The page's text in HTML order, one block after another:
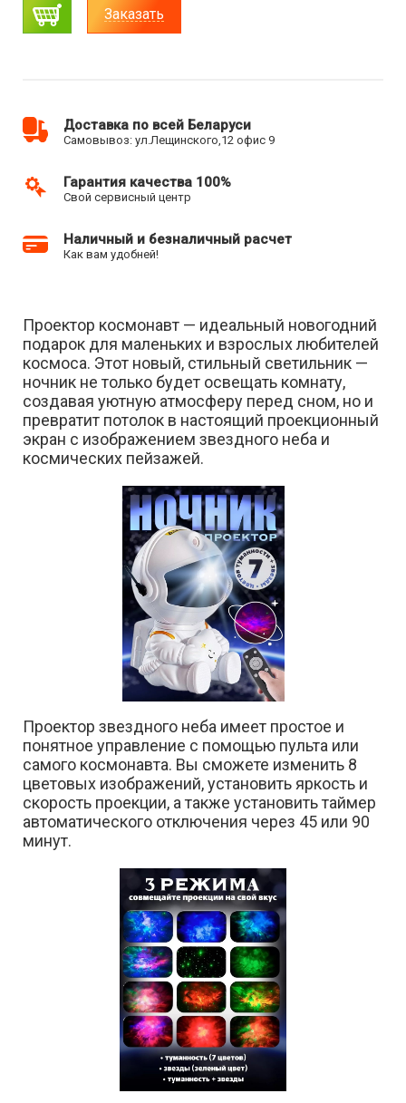
Заказать
Доставка по всей Беларуси
Самовывоз: ул.Лещинского,12 офис 9
Гарантия качества 100%
Свой сервисный центр
Наличный и безналичный расчет
Как вам удобней!
Проектор космонавт — идеальный новогодний
подарок для маленьких и взрослых любителей
космоса. Этот новый, стильный светильник —
ночник не только будет освещать комнату,
создавая уютную атмосферу перед сном, но и
превратит потолок в настоящий проекционный
экран с изображением звездного неба и
космических пейзажей.
Проектор звездного неба имеет простое и
понятное управление с помощью пульта или
самого космонавта. Вы сможете изменить 8
цветовых изображений, установить яркость и
скорость проекции, а также установить таймер
автоматического отключения через 45 или 90
минут.